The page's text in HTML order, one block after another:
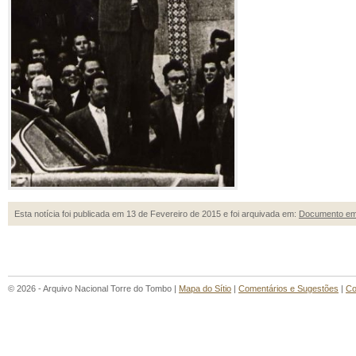
Esta notícia foi publicada em 13 de Fevereiro de 2015 e foi arquivada em: Documento
© 2026 - Arquivo Nacional Torre do Tombo | Mapa do Sítio | Comentários e Sugestões |